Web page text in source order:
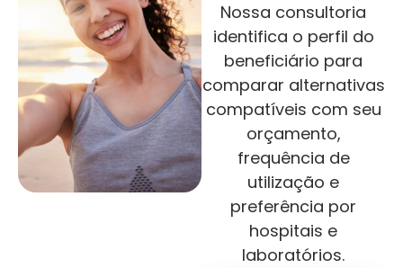
Nossa consultoria
identifica o perfil do
beneficiário para
comparar alternativas
compatíveis com seu
orçamento,
frequência de
utilização e
preferência por
hospitais e
laboratórios.